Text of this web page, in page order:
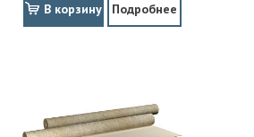
В корзину Подробнее